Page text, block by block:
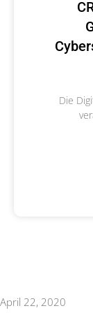
Die
April 22, 2020